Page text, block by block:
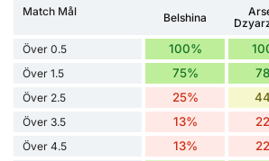
Match Mål Belshina
Över 0.5 100%
Över 1.5 75%
Över 2.5 25%
Över 3.5 13%
Över 4.5 13%